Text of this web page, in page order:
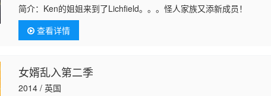
简介： Ken的姐姐来到了Lichfield。。。怪人家族又添新成员！
查看详情
女婿乱入第二季
2014 / 英国